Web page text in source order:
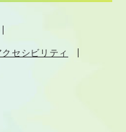
セシビリティ